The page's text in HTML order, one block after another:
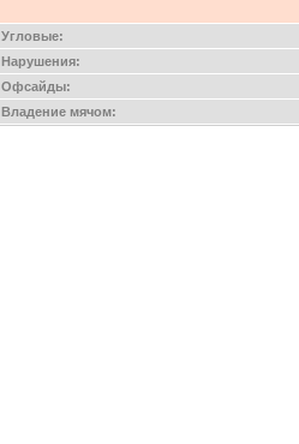
Угловые:
Нарушения:
Офсайды:
Владение мячом: